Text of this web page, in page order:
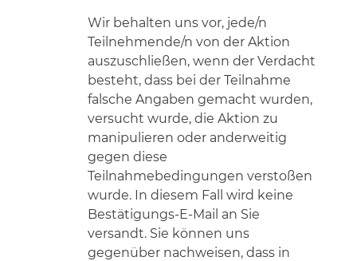
Wir behalten uns vor, jede/n
Teilnehmende/n von der Aktion
auszuschließen, wenn der Verdacht
besteht, dass bei der Teilnahme
falsche Angaben gemacht wurden,
versucht wurde, die Aktion zu
manipulieren oder anderweitig
gegen diese
Teilnahmebedingungen verstoßen
wurde. In diesem Fall wird keine
Bestätigungs-E-Mail an Sie
versandt. Sie können uns
gegenüber nachweisen, dass in